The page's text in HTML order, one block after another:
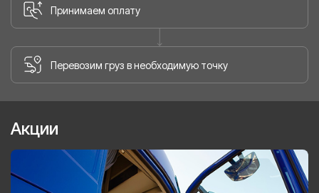
Принимаем оплату
Перевозим груз в необходимую точку
Акции